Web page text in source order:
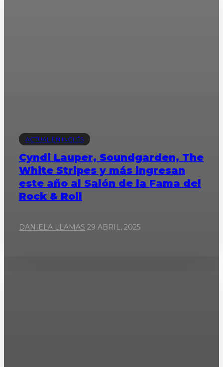
ACTUAL EN INGLÉS
Cyndi Lauper, Soundgarden, The
White Stripes y más ingresan
este año al Salón de la Fama del
Rock & Roll
DANIELA LLAMAS 29 ABRIL, 2025